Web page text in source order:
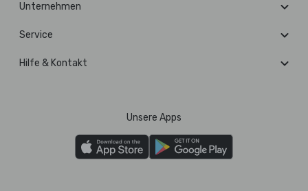
Unternehmen
Service
Hilfe & Kontakt
Unsere Apps